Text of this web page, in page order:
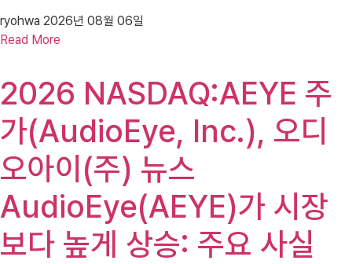
ryohwa 2026년 08월 06일
Read More
2026 NASDAQ:AEYE 주
가(AudioEye, Inc.), 오디
오아이(주) 뉴스
AudioEye(AEYE)가 시장
보다 높게 상승: 주요 사실